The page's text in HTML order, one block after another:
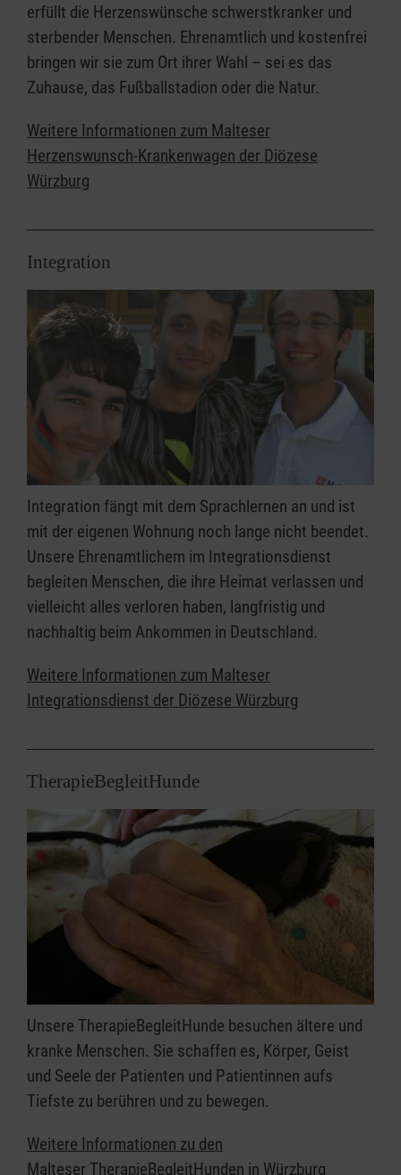
erfüllt die Herzenswünsche schwerstkranker und
sterbender Menschen. Ehrenamtlich und kostenfrei
bringen wir sie zum Ort ihrer Wahl – sei es das
Zuhause, das Fußballstadion oder die Natur.
Weitere Informationen zum Malteser
Herzenswunsch-Krankenwagen der Diözese
Würzburg
Integration
Integration fängt mit dem Sprachlernen an und ist
mit der eigenen Wohnung noch lange nicht beendet.
Unsere Ehrenamtlichem im Integrationsdienst
begleiten Menschen, die ihre Heimat verlassen und
vielleicht alles verloren haben, langfristig und
nachhaltig beim Ankommen in Deutschland.
Weitere Informationen zum Malteser
Integrationsdienst der Diözese Würzburg
TherapieBegleitHunde
Unsere TherapieBegleitHunde besuchen ältere und
kranke Menschen. Sie schaffen es, Körper, Geist
und Seele der Patienten und Patientinnen aufs
Tiefste zu berühren und zu bewegen.
Weitere Informationen zu den
Malteser TherapieBegleitHunden in Würzburg